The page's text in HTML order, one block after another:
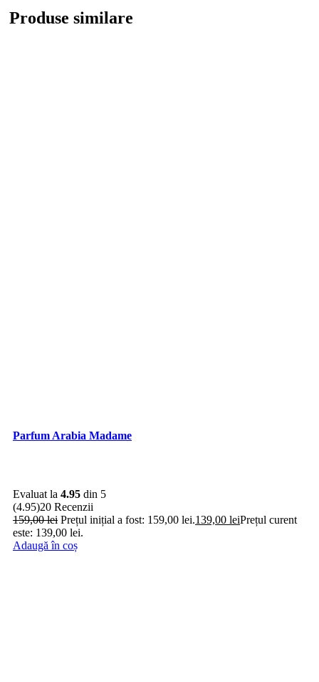
Produse similare
Parfum Arabia Madame
Evaluat la 4.95 din 5
(4.95)20 Recenzii
159,00lei Prețul inițial a fost: 159,00 lei.139,00 leiPrețul curent
este: 139,00 lei.
Adaugă în coș